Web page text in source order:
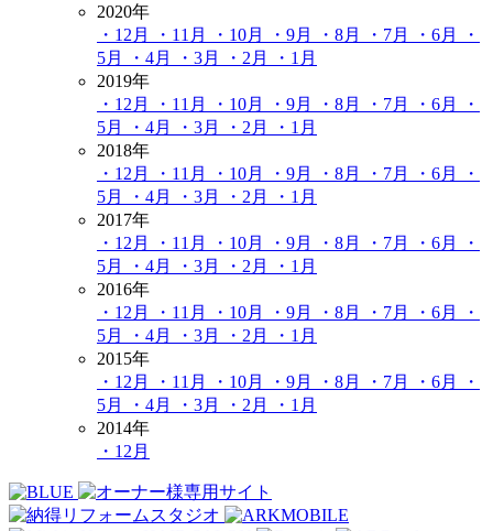
2020年
・12月
・11月 ・10月 ・9月 ・8月 ・7月 ・6月
・
5月
・4月 ・3月 ・2月
・1月
2019年
・12月
・11月 ・10月 ・9月 ・8月 ・7月 ・6月
・
5月
・4月 ・3月 ・2月
・1月
2018年
・12月
・11月 ・10月 ・9月 ・8月 ・7月 ・6月
・
5月
・4月 ・3月 ・2月
・1月
2017年
・12月
・11月 ・10月 ・9月 ・8月 ・7月 ・6月
・
5月
・4月 ・3月 ・2月
・1月
2016年
・12月
・11月 ・10月 ・9月 ・8月 ・7月 ・6月
・
5月
・4月 ・3月 ・2月
・1月
2015年
・12月
・11月 ・10月 ・9月 ・8月 ・7月 ・6月
・
5月
・4月 ・3月 ・2月
・1月
2014年
・12月